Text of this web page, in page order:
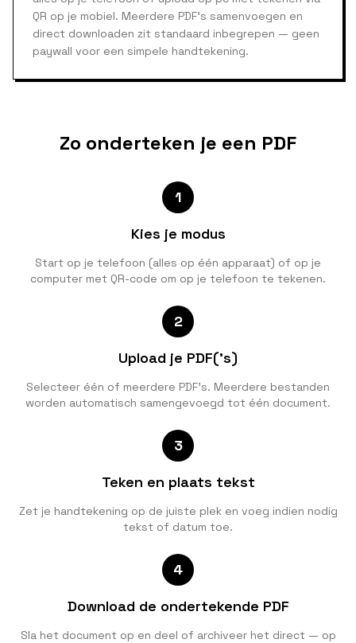
QR op je mobiel. Meerdere PDF's samenvoegen en
direct downloaden zit standaard inbegrepen — geen
paywall voor een simpele handtekening.
Zo onderteken je een PDF
1
Kies je modus
Start op je telefoon (alles op één apparaat) of op je
computer met QR-code om op je telefoon te tekenen.
2
Upload je PDF('s)
Selecteer één of meerdere PDF's. Meerdere bestanden
worden automatisch samengevoegd tot één document.
3
Teken en plaats tekst
Zet je handtekening op de juiste plek en voeg indien nodig
tekst of datum toe.
4
Download de ondertekende PDF
Sla het document op en deel of archiveer het direct — op